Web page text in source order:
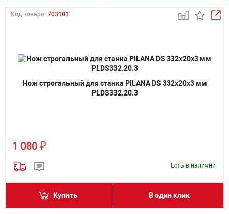
Код товара: 703101
Нож строгальный для станка PILANA DS 332х20х3 мм
PLDS332.20.3
1 080 ₽
Есть в наличии
Купить В один клик